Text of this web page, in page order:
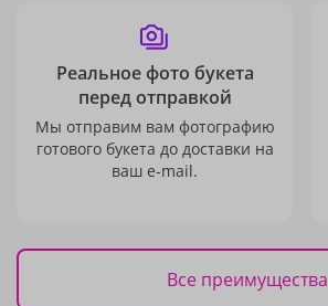
Реальное фото букета
перед отправкой
Мы отправим вам фотографию
готового букета до доставки на
ваш e-mail.
Все преимущества